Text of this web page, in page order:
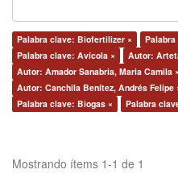
Palabra clave: Biofertilizer ×
Palabra clave: Avícola ×
Autor:
Autor: Amador Sanabria, Maria Camila ×
Autor: Canchila Benítez, Andrés Felipe
Palabra clave: Biogas ×
Palabra
Mostrando ítems 1-1 de 1